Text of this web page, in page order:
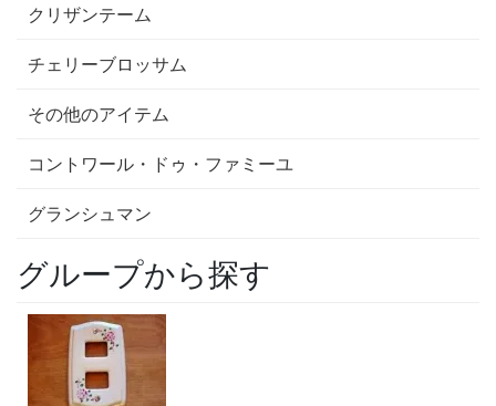
クリザンテーム
チェリーブロッサム
その他のアイテム
コントワール・ドゥ・ファミーユ
グランシュマン
グループから探す